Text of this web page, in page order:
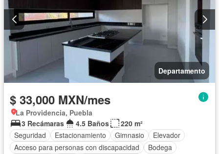
Departamento
$ 33,000 MXN/mes
La Providencia, Puebla
3 Recámaras
4.5 Baños
220 m²
Seguridad
Estacionamiento Gimnasio
Elevador
Acceso para personas con discapacidad
Bodega